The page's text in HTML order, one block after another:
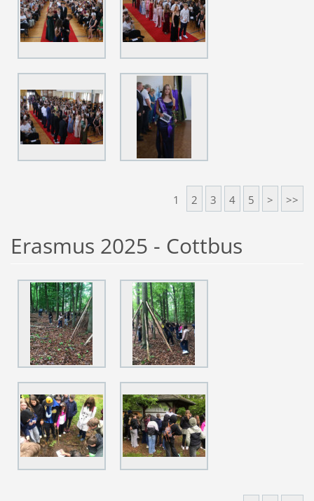
1 2 3 4 5 > >>
Erasmus 2025 - Cottbus